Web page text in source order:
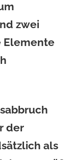
zwei
Elemente
der
als